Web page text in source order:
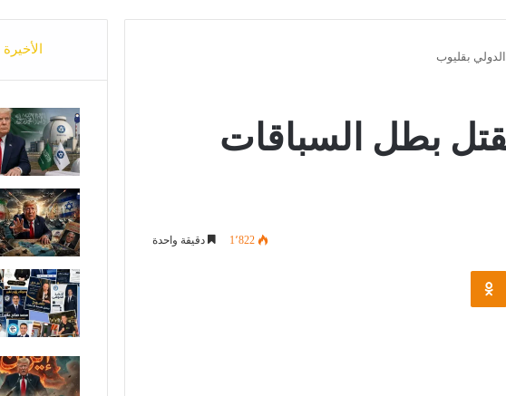
بقليوب
بطل السباقات
1٬822 دقيقة واحدة
الأخيرة